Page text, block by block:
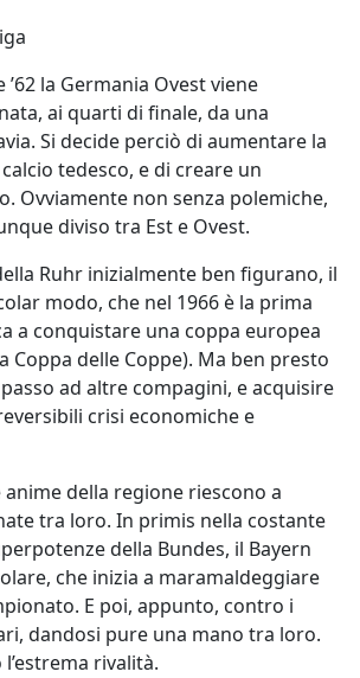
la Germania Ovest viene
ai quarti di finale, da una
Si decide perciò di aumentare la
tedesco, e di creare un
Ovviamente non senza polemiche,
diviso tra Est e Ovest.
Ruhr inizialmente ben figurano, il
modo, che nel 1966 è la prima
a conquistare una coppa europea
Coppa delle Coppe). Ma ben presto
ad altre compagini, e acquisire
crisi economiche e
anime della regione riescono a
tra loro. In primis nella costante
della Bundes, il Bayern
che inizia a maramaldeggiare
E poi, appunto, contro i
dandosi pure una mano tra loro.
rivalità.